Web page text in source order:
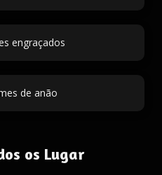
engraçados
de anão
os Lugar